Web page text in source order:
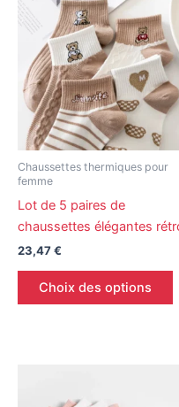
Chaussettes thermiques pour
femme
Lot de 5 paires de
chaussettes élégantes
23,47€
Choix des options
a